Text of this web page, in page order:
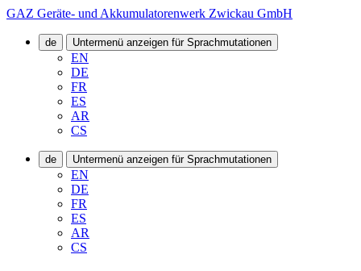
GAZ Geräte- und Akkumulatorenwerk Zwickau GmbH
de Untermenü anzeigen für Sprachmutationen
EN
DE
FR
ES
AR
CS
de Untermenü anzeigen für Sprachmutationen
EN
DE
FR
ES
AR
CS